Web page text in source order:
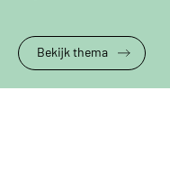
Bekijk thema